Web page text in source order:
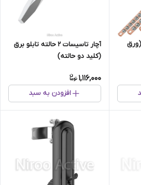
پیچ (ورق
آچار تاسیسات 2 حالته تابلو برق
(کلید دو حالته)
1,116,000
افزودن به سبد